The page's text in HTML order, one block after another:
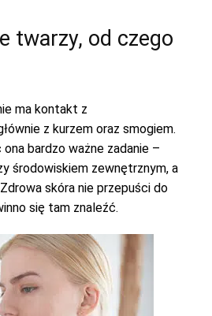
twarzy, od czego
ma kontakt z
z kurzem oraz smogiem.
ona bardzo ważne zadanie –
środowiskiem zewnętrznym, a
skóra nie przepuści do
się tam znaleźć.